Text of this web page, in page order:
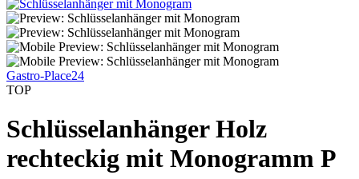
Gastro-Place24
TOP
Schlüsselanhänger Holz
rechteckig mit Monogramm P